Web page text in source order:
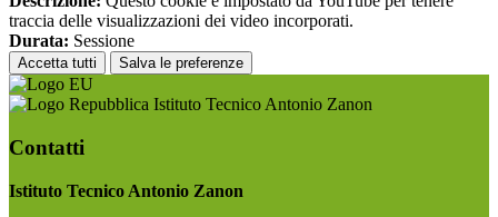
traccia delle visualizzazioni dei video incorporati.
Durata: Sessione
Accetta tutti Salva le preferenze
Istituto Tecnico Antonio Zanon
Contatti
Istituto Tecnico Antonio Zanon